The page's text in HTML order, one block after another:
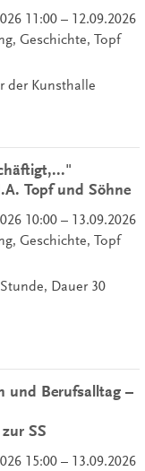
11:00 – 12.09.2026
Geschichte, Topf
der Kunsthalle
Topf und Söhne
10:00 – 13.09.2026
Geschichte, Topf
Dauer 30
und Berufsalltag –
SS
15:00 – 13.09.2026